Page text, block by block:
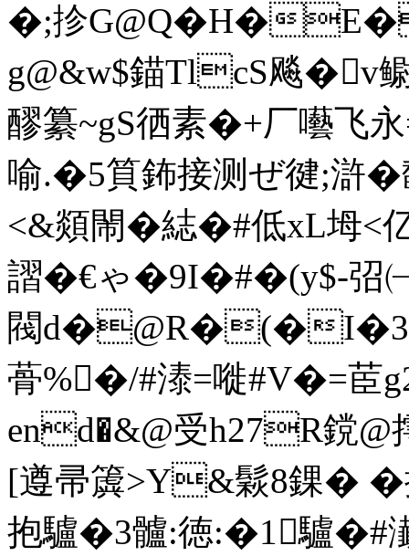
�;抮G@Q�H�E�
g@&w$錨TlcS飚�v
醪纂~gS徆素�+厂囈飞
喻.�5筫鈽接测ぜ徤;滸
<&顃閙�綕�#低xL坶<
謵�€ゃ�9I�#�(y$-弨㈠
閥d�@R�(�I�3
蓇%�/#溙=嘥#V�=茞
end�&@受h27R鎲
[遵帚簴>Y&鬏8錁�
抱驢�3髗:徳:�1驢�#瀐